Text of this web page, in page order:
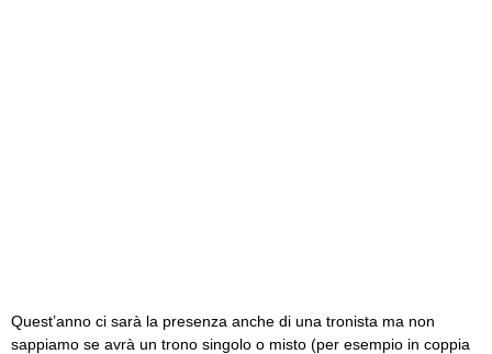
Quest’anno ci sarà la presenza anche di una tronista ma non
sappiamo se avrà un trono singolo o misto (per esempio in coppia